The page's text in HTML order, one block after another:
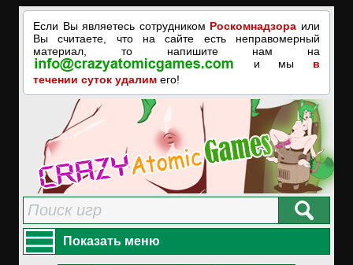
Если Вы являетесь сотрудником Роскомнадзора или
Вы считаете, что на сайте есть неправомерный
материал, то напишите нам на
и мы в
течении суток удалим его!
Показать меню